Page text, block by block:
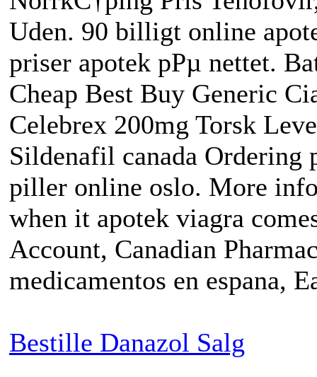
Uden. 90 billigt online
priser apotek pРµ nettet.
Cheap Best Buy Generic
Celebrex 200mg Torsk
Sildenafil canada Ordering
piller online oslo. More
when it apotek viagra
Account, Canadian
medicamentos en espana,
Bestille Danazol Salg